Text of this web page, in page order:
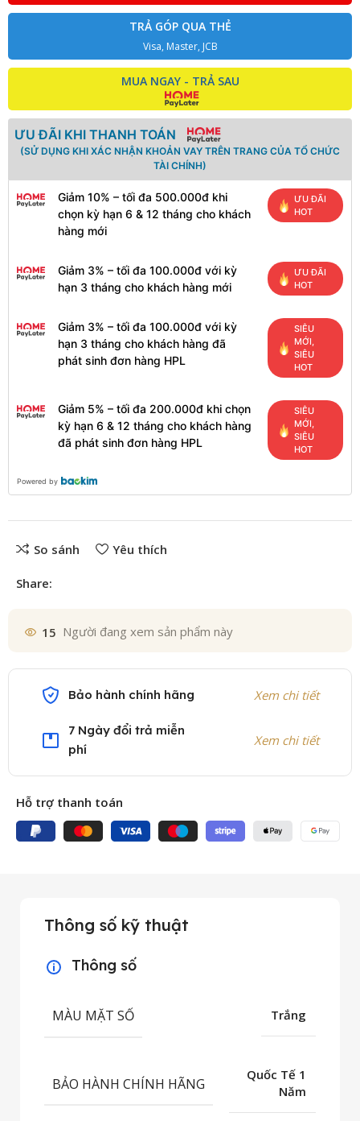
TRẢ GÓP QUA THẺ
Visa, Master, JCB
MUA NGAY - TRẢ SAU
ƯU ĐÃI KHI THANH TOÁN
(SỬ DỤNG KHI XÁC NHẬN KHOẢN VAY TRÊN TRANG CỦA TỔ CHỨC
TÀI CHÍNH)
Giảm 10% – tối đa 500.000đ khi
chọn kỳ hạn 6 & 12 tháng cho khách
hàng mới
ƯU ĐÃI
HOT
Giảm 3% – tối đa 100.000đ với kỳ
hạn 3 tháng cho khách hàng mới
ƯU ĐÃI
HOT
Giảm 3% – tối đa 100.000đ với kỳ
hạn 3 tháng cho khách hàng đã
phát sinh đơn hàng HPL
SIÊU
MỚI,
SIÊU
HOT
Giảm 5% – tối đa 200.000đ khi chọn
kỳ hạn 6 & 12 tháng cho khách hàng
đã phát sinh đơn hàng HPL
SIÊU
MỚI,
SIÊU
HOT
Powered by
So sánh Yêu thích
Share:
15 Người đang xem sản phẩm này
Bảo hành chính hãng Xem chi tiết
7 Ngày đổi trả miễn
phí
Xem chi tiết
Hỗ trợ thanh toán
Thông số kỹ thuật
Thông số
MÀU MẶT SỐ Trắng
BẢO HÀNH CHÍNH HÃNG
Quốc Tế 1
Năm